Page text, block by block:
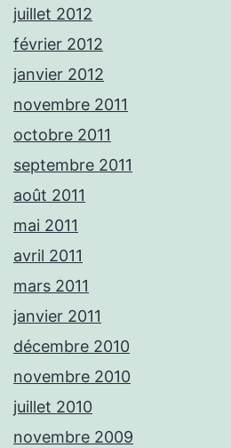
juillet 2012
février 2012
janvier 2012
novembre 2011
octobre 2011
septembre 2011
août 2011
mai 2011
avril 2011
mars 2011
janvier 2011
décembre 2010
novembre 2010
juillet 2010
novembre 2009